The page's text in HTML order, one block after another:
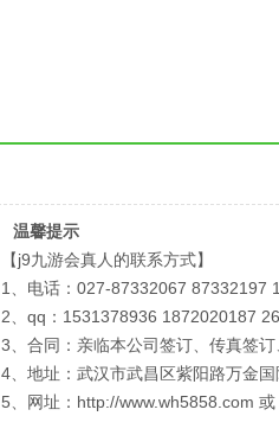
温馨提示
【j9九游会真人的联系方式】
1、电话：027-87332067 87332197
2、qq：1531378936 1872020187
3、合同：亲临本公司签订、传真签
4、地址：武汉市武昌区紫阳路万金
5、网址：http://www.wh5858.com